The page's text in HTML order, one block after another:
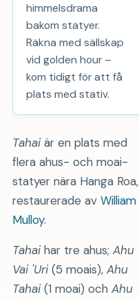
himmelsdrama
bakom statyer.
Räkna med sällskap
vid golden hour –
kom tidigt för att få
plats med stativ.
Tahaiär en plats med
flera ahus- och moai-
statyer nära Hanga Roa,
restaurerade av William
Mulloy.
Tahaihar tre ahus; Ahu
Vai 'Uri(5 moais), Ahu
Tahai(1 moai) och Ahu